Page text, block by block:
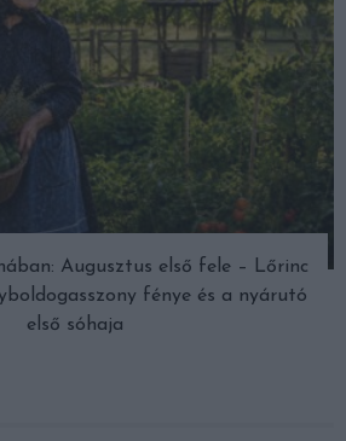
Augusztus első fele – Lőrinc
fénye és a nyárutó
első sóhaja